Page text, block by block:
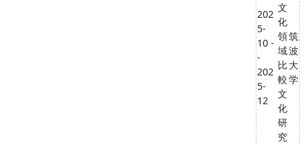
202
5-
10 -
-
202
5-
12
文
化
領
域
比
較
文
化
研
究
筑
波
大
学